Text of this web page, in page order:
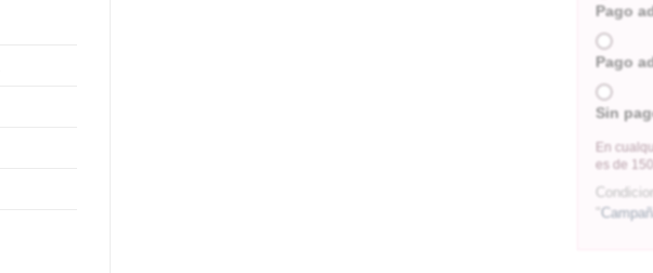
Pago
Pago
Sin
En
es de
"